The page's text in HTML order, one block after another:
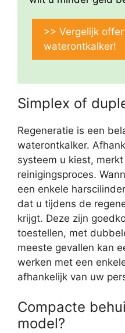
>> Vergelijk
waterontkalker!
Simplex of
Regeneratie is een
waterontkalker.
systeem u kiest,
reinigingsproces.
een enkele
dat u tijdens de
krijgt. Deze zijn
toestellen, met
meeste gevallen kan
werken met een
afhankelijk van uw
Compacte
model?